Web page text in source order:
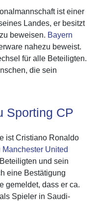
ist einer
Landes, er besitzt
beweisen. Bayern
nahezu beweist.
für alle Beteiligten.
die sein
Sporting CP
ist Cristiano Ronaldo
Manchester United
und sein
eine Bestätigung
gemeldet, dass er ca.
Spieler in Saudi-